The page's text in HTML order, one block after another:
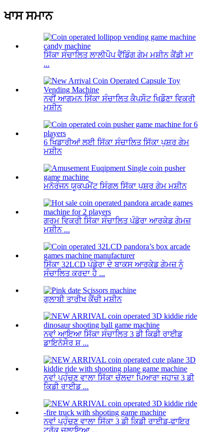
ਖਾਸ ਸਮਾਨ
ਸਿੱਕਾ ਸੰਚਾਲਿਤ ਲਾਲੀਪੌਪ ਵੈਂਡਿੰਗ ਗੇਮ ਮਸ਼ੀਨ ਕੈਂਡੀ ਮਾ
...
ਨਵੀਂ ਆਗਮਨ ਸਿੱਕਾ ਸੰਚਾਲਿਤ ਕੈਪਸੌਟ ਖਿਡੌਣਾ ਵਿਕਰੀ
ਮਸ਼ੀਨ
6 ਖਿਡਾਰੀਆਂ ਲਈ ਸਿੱਕਾ ਸੰਚਾਲਿਤ ਸਿੱਕਾ ਪੁਸ਼ਰ ਗੇਮ
ਮਸ਼ੀਨ
ਮਨੋਰੰਜਨ ਯੂਕੁਪਮੈਂਟ ਸਿੰਗਲ ਸਿੱਕਾ ਪੁਸ਼ਰ ਗੇਮ ਮਸ਼ੀਨ
ਗਰਮ ਵਿਕਰੀ ਸਿੱਕਾ ਸੰਚਾਲਿਤ ਪੰਡੋਰਾ ਆਰਕੇਡ ਗੇਮਜ਼
ਮਸ਼ੀਨ ...
ਸਿੱਕਾ 32LCD ਪੰਡੋਰਾ ਦੇ ਬਾਕਸ ਆਰਕੇਡ ਗੇਮਜ਼ ਨੂੰ
ਸੰਚਾਲਿਤ ਕਰਦਾ ਹੈ ...
ਗੁਲਾਬੀ ਤਾਰੀਖ ਕੈਂਚੀ ਮਸ਼ੀਨ
ਨਵਾਂ ਆਇਆ ਸਿੱਕਾ ਸੰਚਾਲਿਤ 3 ਡੀ ਕਿਡੀ ਰਾਈਡ
ਡਾਇਨੋਸੌਰ ਸ਼ ...
ਨਵਾਂ ਪਹੁੰਚਣ ਵਾਲਾ ਸਿੱਕਾ ਚੱਲਦਾ ਪਿਆਰਾ ਜਹਾਜ਼ 3 ਡੀ
ਕਿਡੀ ਰਾਈਡ ...
ਨਵਾਂ ਪਹੁੰਚਣ ਵਾਲਾ ਸਿੱਕਾ 3 ਡੀ ਕਿਡੀ ਰਾਈਡ-ਫਾਇਰ